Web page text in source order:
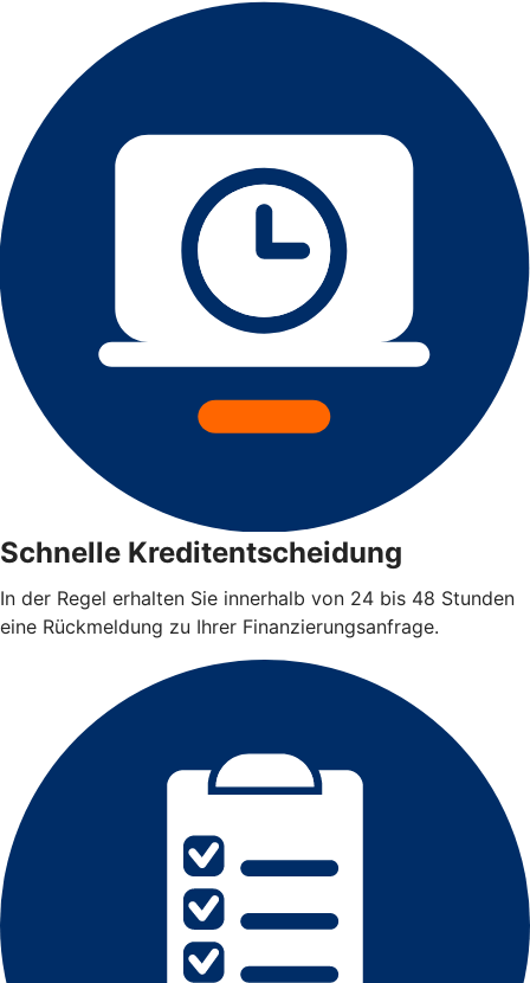
Schnelle Kreditentscheidung
In der Regel erhalten Sie innerhalb von 24 bis 48 Stunden
eine Rückmeldung zu Ihrer Finanzierungsanfrage.